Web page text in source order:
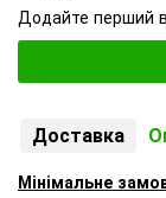
Додайте перший
Доставка
Мінімальне